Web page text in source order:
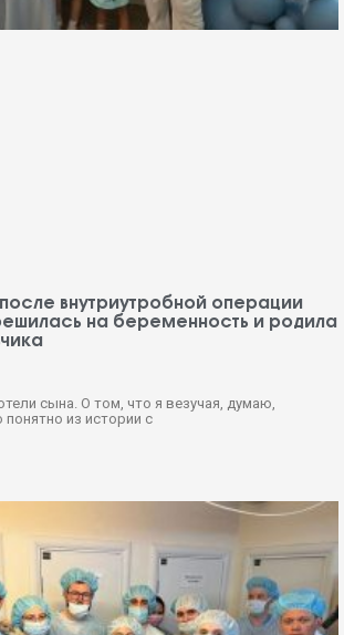
внутриутробной операции
на беременность и родила
сына. О том, что я везучая, думаю,
понятно из истории с